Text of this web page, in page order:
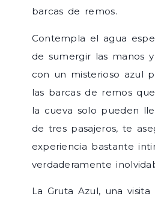
barcas de remos.
Contempla el agua
de sumergir las manos
con un misterioso azul
las barcas de remos
la cueva solo pueden
de tres pasajeros, te
experiencia bastante
verdaderamente
La Gruta Azul, una visita